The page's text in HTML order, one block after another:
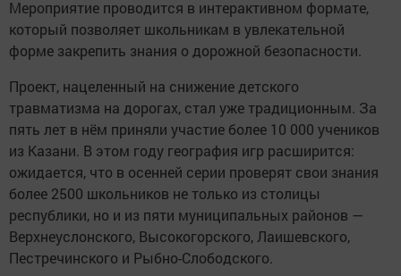
Мероприятие проводится в интерактивном формате,
который позволяет школьникам в увлекательной
форме закрепить знания о дорожной безопасности.
Проект, нацеленный на снижение детского
травматизма на дорогах, стал уже традиционным. За
пять лет в нём приняли участие более 10 000 учеников
из Казани. В этом году география игр расширится:
ожидается, что в осенней серии проверят свои знания
более 2500 школьников не только из столицы
республики, но и из пяти муниципальных районов —
Верхнеуслонского, Высокогорского, Лаишевского,
Пестречинского и Рыбно-Слободского.